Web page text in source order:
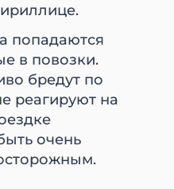
попадаются
в повозки.
бредут по
реагируют на
очень